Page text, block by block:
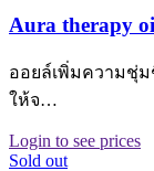
Aura therapy
ออยล์เพิ่มความชุ่
ให้จ…
Login to see prices
Sold out